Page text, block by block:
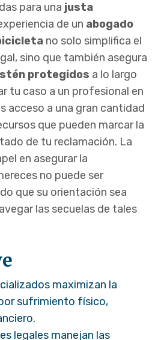
para una justa
de un abogado
no solo simplifica el
sino que también asegura
protegidos a lo largo
tu caso a un profesional en
acceso a una gran cantidad
que pueden marcar la
de tu reclamación. La
en asegurar la
no puede ser
que su orientación sea
las secuelas de tales
maximizan la
sufrimiento físico,
legales manejan las